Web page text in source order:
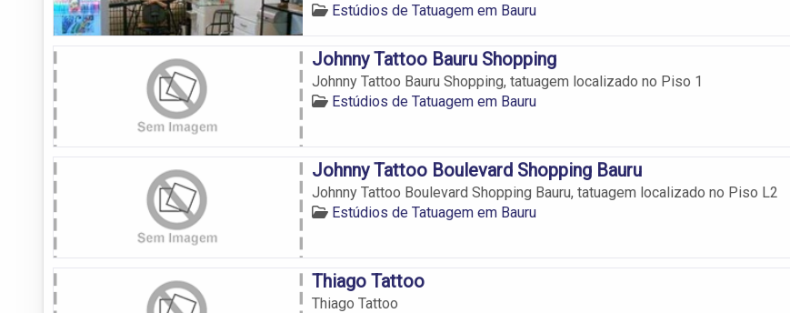
Estúdios de Tatuagem em Bauru
Johnny Tattoo Bauru Shopping
Johnny Tattoo Bauru Shopping, tatuagem localizado no Piso 1
Estúdios de Tatuagem em Bauru
Johnny Tattoo Boulevard Shopping Bauru
Johnny Tattoo Boulevard Shopping Bauru, tatuagem localizado no Piso L2
Estúdios de Tatuagem em Bauru
Thiago Tattoo
Thiago Tattoo